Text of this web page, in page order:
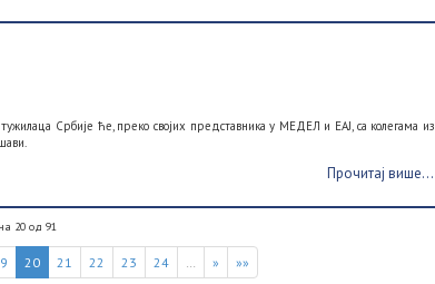
Србије ће, преко својих представника у МЕДЕЛ и ЕАЈ, са колегама из
Прочитај више...
20 од 91
20 21 22 23 24 … » »»